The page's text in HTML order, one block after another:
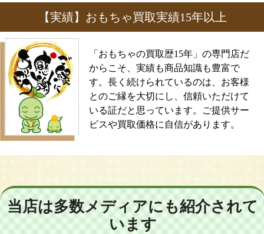
【実績】おもちゃ買取実績15年以上
「おもちゃの買取歴15年」の専門店だ
からこそ、実績も商品知識も豊富で
す。長く続けられているのは、お客様
とのご縁を大切にし、信頼いただけて
いる証だと思っています。ご提供サー
ビスや買取価格に自信があります。
当店は多数メディアにも紹介されて
います